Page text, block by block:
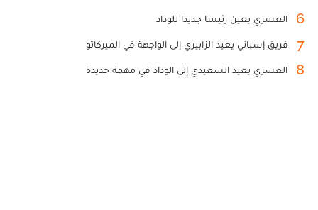
6 العسري يعين رئيسا جديدا للوداد
7 فريق إسباني يعيد الزابيري إلى الواجهة في الميركاتو
8 العسري يعيد السعيدي إلى الوداد في مهمة جديدة